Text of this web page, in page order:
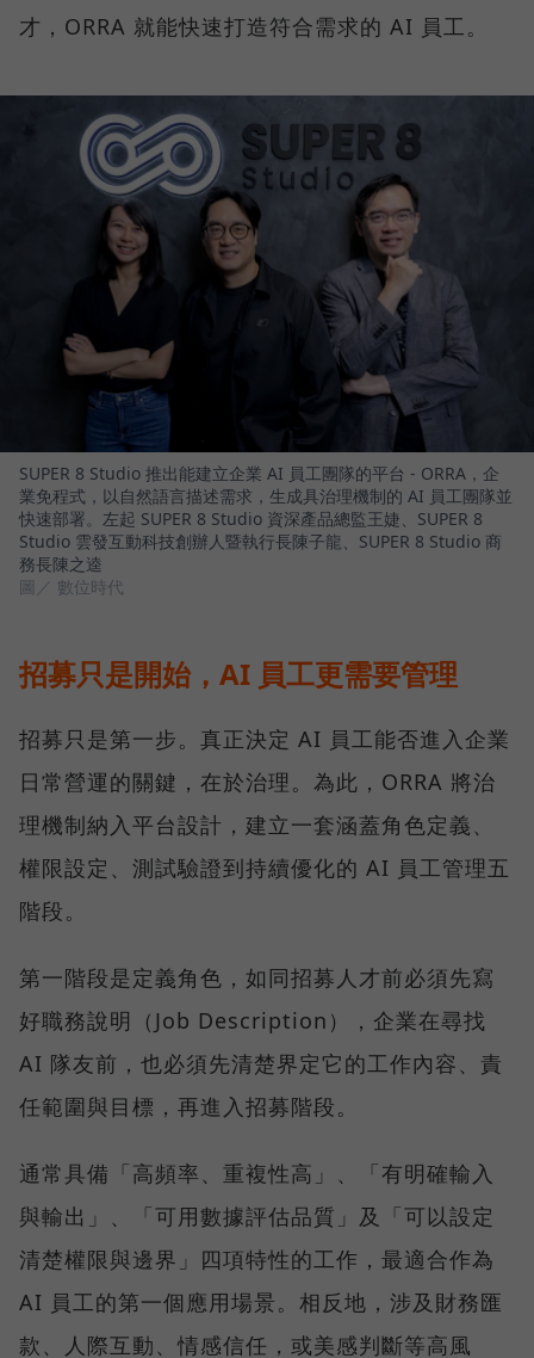
才，ORRA 就能快速打造符合需求的 AI 員工。
SUPER 8 Studio 推出能建立企業 AI 員工團隊的平台 - ORRA，企
業免程式，以自然語言描述需求，生成具治理機制的 AI 員工團隊並
快速部署。左起 SUPER 8 Studio 資深產品總監王婕、SUPER 8
Studio 雲發互動科技創辦人暨執行長陳子龍、SUPER 8 Studio 商
務長陳之逵
圖／ 數位時代
招募只是開始，AI 員工更需要管理
招募只是第一步。真正決定 AI 員工能否進入企業
日常營運的關鍵，在於治理。為此，ORRA 將治
理機制納入平台設計，建立一套涵蓋角色定義、
權限設定、測試驗證到持續優化的 AI 員工管理五
階段。
第一階段是定義角色，如同招募人才前必須先寫
好職務說明（Job Description），企業在尋找
AI 隊友前，也必須先清楚界定它的工作內容、責
任範圍與目標，再進入招募階段。
通常具備「高頻率、重複性高」、「有明確輸入
與輸出」、「可用數據評估品質」及「可以設定
清楚權限與邊界」四項特性的工作，最適合作為
AI 員工的第一個應用場景。相反地，涉及財務匯
款、人際互動、情感信任，或美感判斷等高風